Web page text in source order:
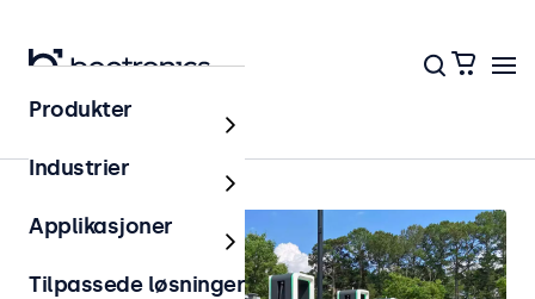
Hjem
Produkter
Industrier
Applikasjoner
Tilpassede løsninger